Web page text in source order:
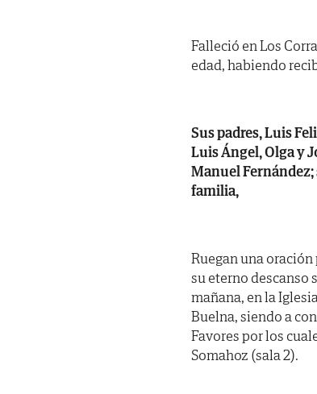
Falleció en Los
edad, habiendo
Sus padres, Luis
Luis Ángel, Olga y
Manuel
familia,
Ruegan una
su eterno descanso
mañana, en la
Buelna, siendo a
Favores por los
Somahoz (sala 2).